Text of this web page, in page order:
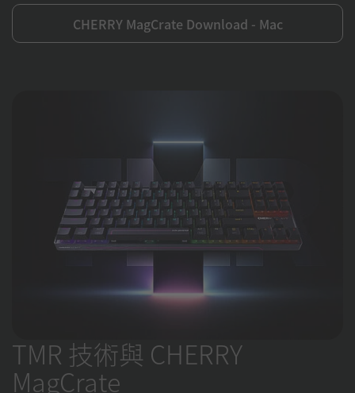
CHERRY MagCrate Download - Mac
TMR 技術與 CHERRY
MagCrate